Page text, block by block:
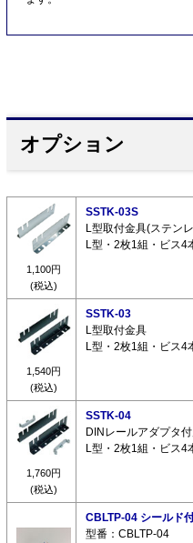
オプション
1,100円
(税込)
SSTK-03S
L型取付金具(ステン
L型・2枚1組・ビス4
1,540円
(税込)
SSTK-03
L型取付金具
L型・2枚1組・ビス4
1,760円
(税込)
SSTK-04
DINレールアダプタ
L型・2枚1組・ビス4
CBLTP-04 シールド
型番：CBLTP-04